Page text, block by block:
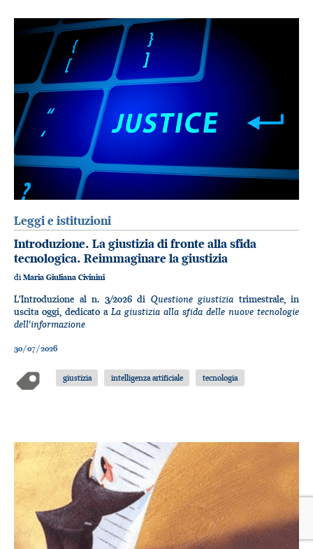
Leggi e istituzioni
Introduzione. La giustizia di fronte alla sfida
tecnologica. Reimmaginare la giustizia
diMaria Giuliana Civinini
L'Introduzione al n. 3/2026 di Questione giustizia trimestrale, in
uscita oggi, dedicato a La giustizia alla sfida delle nuove tecnologie
dell'informazione
30/07/2026
giustizia intelligenza artificiale tecnologia